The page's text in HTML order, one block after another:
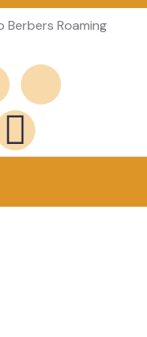
Roaming